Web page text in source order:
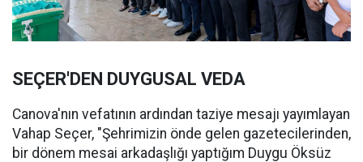
SEÇER'DEN DUYGUSAL VEDA
Canova'nın vefatının ardından taziye mesajı yayımlayan
Vahap Seçer, "Şehrimizin önde gelen gazetecilerinden,
bir dönem mesai arkadaşlığı yaptığım Duygu Öksüz